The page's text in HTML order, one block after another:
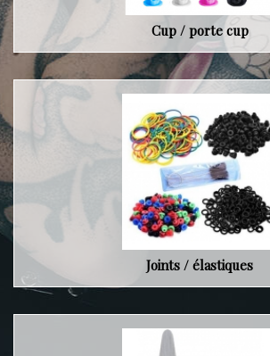
Cup / porte cup
Joints / élastiques